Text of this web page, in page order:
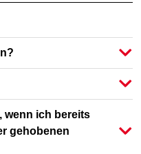
wenn ich bereits
gehobenen